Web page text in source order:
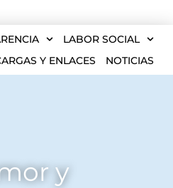
LABOR SOCIAL
Y ENLACES
NOTICIAS
y